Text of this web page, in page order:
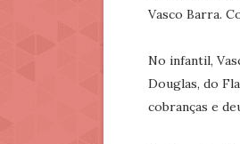
Vasco Barra.
No infantil,
Douglas, do
cobranças e